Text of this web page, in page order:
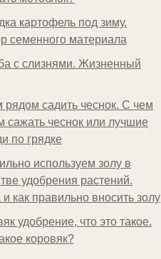
картофель под зиму.
семенного материала
с слизнями. Жизненный
рядом садить чеснок. С чем
сажать чеснок или лучшие
по грядке
используем золу в
удобрения растений.
и как правильно вносить золу
удобрение, что это такое.
коровяк?